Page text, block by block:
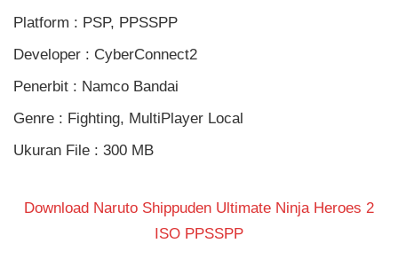
Platform : PSP, PPSSPP
Developer : CyberConnect2
Penerbit : Namco Bandai
Genre : Fighting, MultiPlayer Local
Ukuran File : 300 MB
Download Naruto Shippuden Ultimate Ninja Heroes 2
ISO PPSSPP